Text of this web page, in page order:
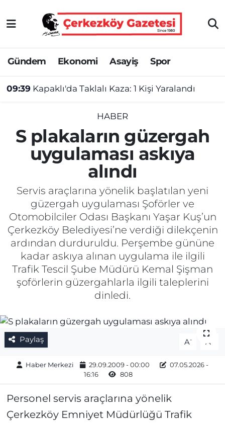
Gündem Ekonomi Asayiş Spor
09:39 Kapaklı'da Taklalı Kaza: 1 Kişi Yaralandı
HABER
S plakaların güzergah
uygulaması askıya
alındı
Servis araçlarına yönelik başlatılan yeni
güzergah uygulaması Şoförler ve
Otomobilciler Odası Başkanı Yaşar Kuş’un
Çerkezköy Belediyesi’ne verdiği dilekçenin
ardından durduruldu. Perşembe gününe
kadar askıya alınan uygulama ile ilgili
Trafik Tescil Şube Müdürü Kemal Şişman
şoförlerin güzergahlarla ilgili taleplerini
dinledi.
Paylaş A- A
Haber Merkezi 29.09.2009 - 00:00
07.05.2026 -
16:16
808
Personel servis araçlarına yönelik
Çerkezköy Emniyet Müdürlüğü Trafik
Asayiş
Ekonomi
Gündem
Kültür&Sanat
Manşet
SAĞLIK
Spor
Gizlilik Sözleşmesi
İletişim
Topluluk Kuralları
Yayın İlkeleri
Tekirdağ Nöbetçi Eczaneler
Tekirdağ Hava Durumu
Tekirdağ Namaz Vakitleri
Tekirdağ Trafik Yoğunluk Haritası
Süper Lig Puan Durumu ve Fikstür
Tüm Manşetler
Son Dakika Haberleri
Haber Arşivi